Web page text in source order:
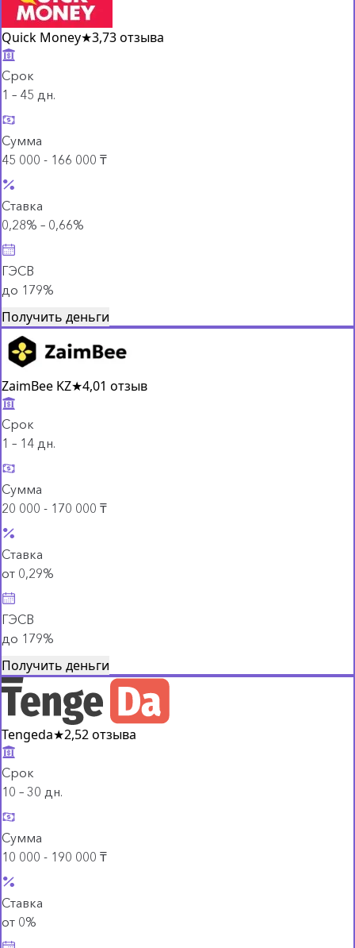
Quick Money★3,73 отзыва
Срок
1 – 45 дн.
Сумма
45 000 - 166 000 ₸
Ставка
0,28% – 0,66%
ГЭСВ
до 179%
Получить деньги
ZaimBee KZ★4,01 отзыв
Срок
1 – 14 дн.
Сумма
20 000 - 170 000 ₸
Ставка
от 0,29%
ГЭСВ
до 179%
Получить деньги
Tengeda★2,52 отзыва
Срок
10 – 30 дн.
Сумма
10 000 - 190 000 ₸
Ставка
от 0%